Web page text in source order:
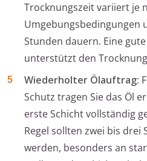
Trocknungszeit variiert je
Umgebungsbedingungen
Stunden dauern. Eine
unterstützt den
Wiederholter Ölauftrag:
Schutz tragen Sie das Öl
erste Schicht vollständig
Regel sollten zwei bis drei
werden, besonders an